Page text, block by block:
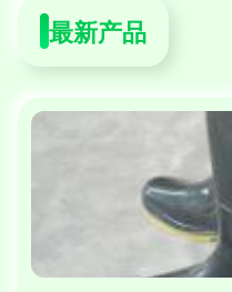
最新产品